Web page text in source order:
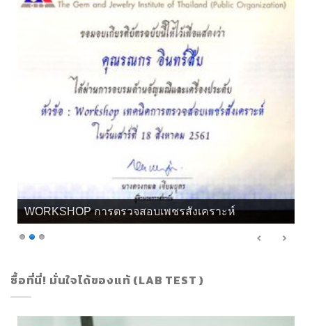
WORKSHOP การตรวจสอบเพชรสังเคราะห์
ซื้อที่นี่! มั่นใจได้ของแท้ (LAB TEST )